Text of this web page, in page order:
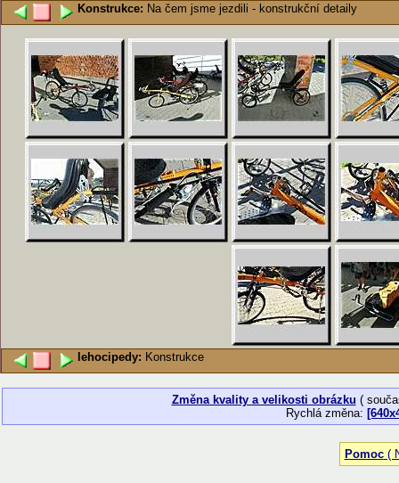
Konstrukce: Na čem jsme jezdili - konstrukční detaily
lehocipedy: Konstrukce
Změna kvality a velikosti obrázku (
Rychlá změna:
Pomoc(